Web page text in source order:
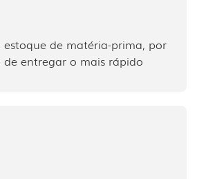
de matéria-prima, por
de entregar o mais rápido